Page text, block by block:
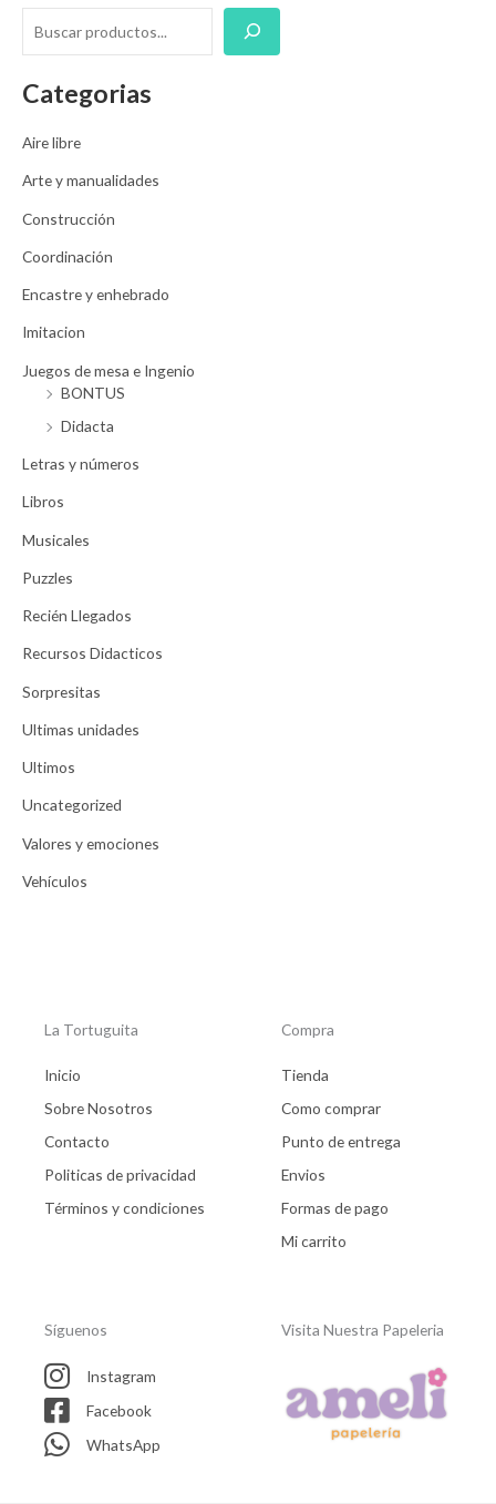
Categorias
Aire libre
Arte y manualidades
Construcción
Coordinación
Encastre y enhebrado
Imitacion
Juegos de mesa e Ingenio
BONTUS
Didacta
Letras y números
Libros
Musicales
Puzzles
Recién Llegados
Recursos Didacticos
Sorpresitas
Ultimas unidades
Ultimos
Uncategorized
Valores y emociones
Vehículos
La Tortuguita
Inicio
Sobre Nosotros
Contacto
Politicas de privacidad
Términos y condiciones
Compra
Tienda
Como comprar
Punto de entrega
Envios
Formas de pago
Mi carrito
Síguenos
Instagram
Facebook
WhatsApp
Visita Nuestra Papeleria